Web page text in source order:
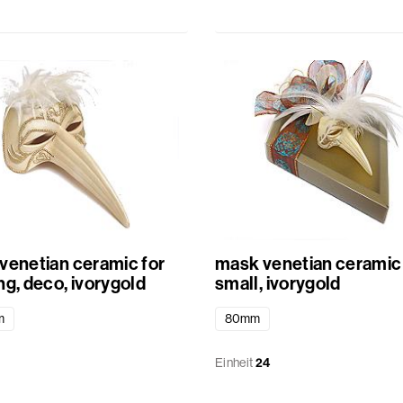
ceramic for
deco, ivorygold
mask venetian ceramic
small, ivorygold
80mm
Einheit24